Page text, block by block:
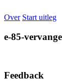
Over Start uitleg
e-85-
Feedback